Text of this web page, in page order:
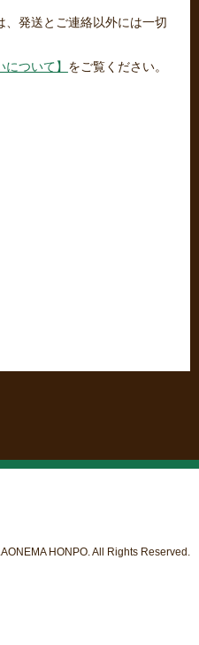
、発送とご連絡以外には一切
について】 をご覧ください。
HONPO. All Rights Reserved.